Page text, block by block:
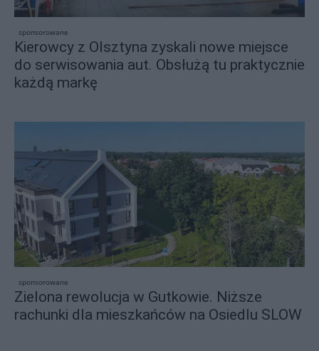
sponsorowane
Kierowcy z Olsztyna zyskali nowe miejsce
do serwisowania aut. Obsłużą tu praktycznie
każdą markę
sponsorowane
Zielona rewolucja w Gutkowie. Niższe
rachunki dla mieszkańców na Osiedlu SLOW